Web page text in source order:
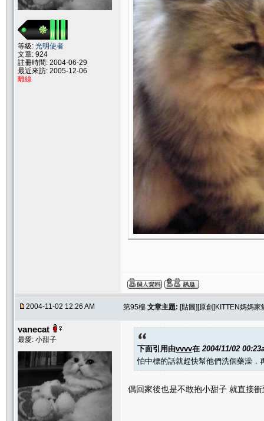
等級: 光明使者
文章: 924
註冊時間: 2004-06-29
最近來訪: 2005-12-06
離線
2004-11-02 12:26 AM 第95樓 文章主題: [貼圖][原創]KITTEN媽媽
vanecat
最愛: 小甜子
下面引用由vvvv在 2004/11/02
怕中標的話就趕快幫他們洗個藥澡
偶回家後也是不敢抱小甜子 就直接